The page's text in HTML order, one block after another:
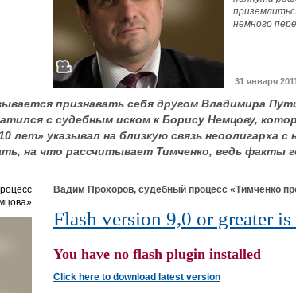
немного
31 января
признавать себя другом Владимира
с судебным иском к Борису Немцову,
лет» указывал на близкую связь неоолигарха с
на что рассчитывает Тимченко, ведь факты
Вадим Прохоров, судебный процесс «Тимченко
Flash version 9,0 or greater is
You have no flash plugin installed
Click here to download latest version